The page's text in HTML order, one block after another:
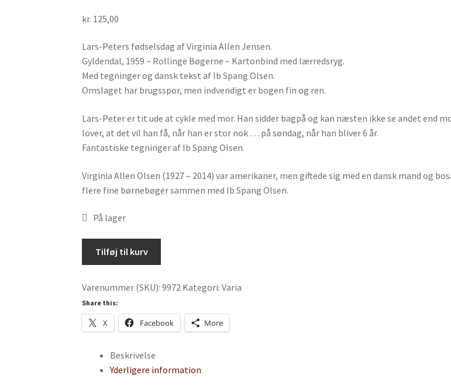
kr. 125,00
Lars-Peters fødselsdag af Virginia Allen Jensen.
Gyldendal, 1959 – Rollinge Bøgerne – Kartonbind med lærredsryg.
Med tegninger og dansk tekst af Ib Spang Olsen.
Omslaget har brugsspor, men indvendigt er bogen fin og ren.
Lars-Peter er tit ude at cykle med mor. Han sidder bagpå og kan næsten ikke se andet end
lover, at det vil han få, når han er stor nok … på søndag, når han bliver 6 år.
Fantastiske tegninger af Ib Spang Olsen.
Virginia Allen Olsen (1927 – 2014) var amerikaner, men giftede sig med en dansk mand og
flere fine børnebøger sammen med Ib Spang Olsen.
På lager
af
Virginia
Allen
Jensen
Tilføj til kurv
Varenummer (SKU):9972 Kategori:Varia
Share this:
X Facebook More
Beskrivelse
Yderligere information